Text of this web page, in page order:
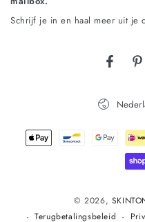
e-
Schrijf je in en haal meer uit je
© 2026,
Terugbetalingsbeleid
Land/regio
Betaalmethoden